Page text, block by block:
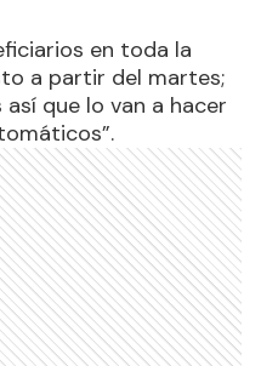
en toda la
a partir del martes;
que lo van a hacer